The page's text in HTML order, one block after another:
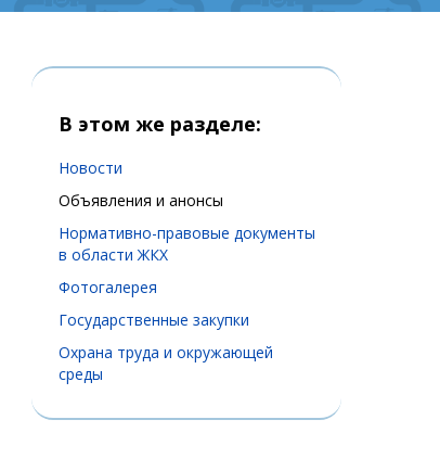
В этом же разделе:
Новости
Объявления и анонсы
Нормативно-правовые документы
в области ЖКХ
Фотогалерея
Государственные закупки
Охрана труда и окружающей
среды